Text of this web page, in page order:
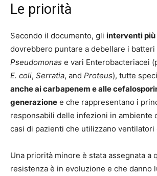
Le priorità
Secondo il documento, gli interventi
dovrebbero puntare a debellare i batteri
Pseudomonas e vari Enterobacteriacei
E. coli, Serratia, and Proteus), tutte
anche ai carbapenem e alle
generazione e che rappresentano i
responsabili delle infezioni in ambiente
casi di pazienti che utilizzano ventilatori
Una priorità minore è stata assegnata a
resistenza è in evoluzione e che danno